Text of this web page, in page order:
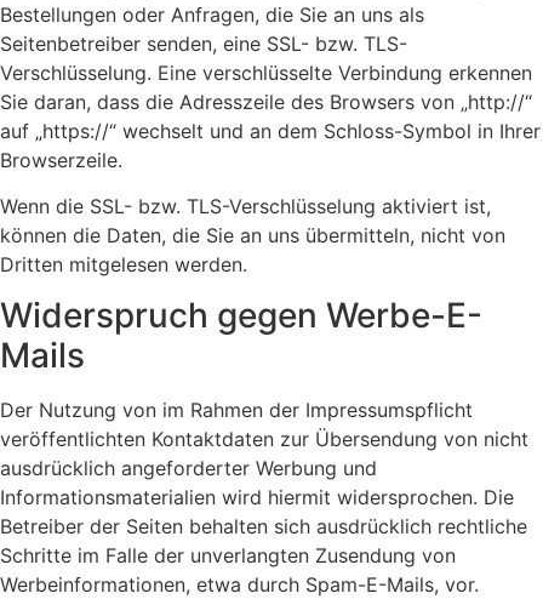
Bestellungen oder Anfragen, die Sie an uns als
Seitenbetreiber senden, eine SSL- bzw. TLS-
Verschlüsselung. Eine verschlüsselte Verbindung erkennen
Sie daran, dass die Adresszeile des Browsers von „http://“
auf „https://“ wechselt und an dem Schloss-Symbol in Ihrer
Browserzeile.
Wenn die SSL- bzw. TLS-Verschlüsselung aktiviert ist,
können die Daten, die Sie an uns übermitteln, nicht von
Dritten mitgelesen werden.
Widerspruch gegen Werbe-E-
Mails
Der Nutzung von im Rahmen der Impressumspflicht
veröffentlichten Kontaktdaten zur Übersendung von nicht
ausdrücklich angeforderter Werbung und
Informationsmaterialien wird hiermit widersprochen. Die
Betreiber der Seiten behalten sich ausdrücklich rechtliche
Schritte im Falle der unverlangten Zusendung von
Werbeinformationen, etwa durch Spam-E-Mails, vor.